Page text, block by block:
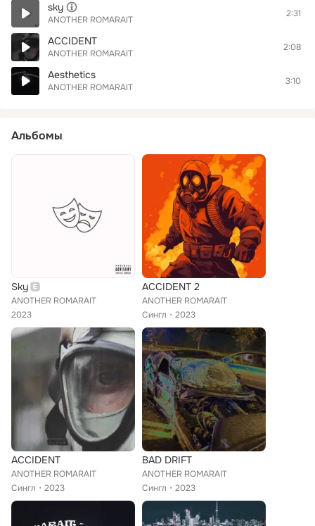
sky
ANOTHER ROMARAIT
2:31
ACCIDENT
ANOTHER ROMARAIT
2:08
Aesthetics
ANOTHER ROMARAIT
3:10
Альбомы
Sky
ANOTHER ROMARAIT
2023
ACCIDENT 2
ANOTHER ROMARAIT
Сингл
2023
ACCIDENT
ANOTHER ROMARAIT
Сингл
2023
BAD DRIFT
ANOTHER ROMARAIT
Сингл
2023